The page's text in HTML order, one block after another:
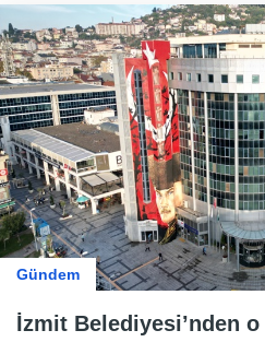
Gündem
İzmit Belediyesi’nden